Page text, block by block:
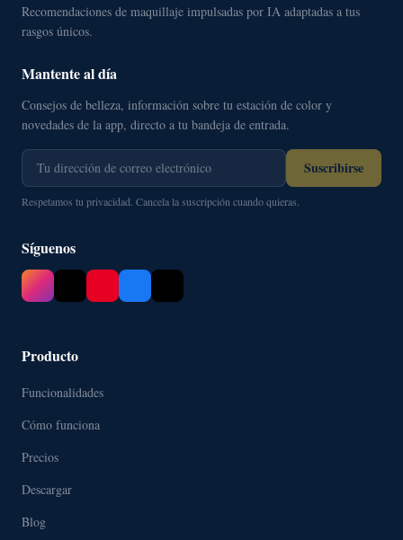
Recomendaciones de maquillaje impulsadas por IA adaptadas a tus
rasgos únicos.
Mantente al día
Consejos de belleza, información sobre tu estación de color y
novedades de la app, directo a tu bandeja de entrada.
Suscribirse
Respetamos tu privacidad. Cancela la suscripción cuando quieras.
Síguenos
Producto
Funcionalidades
Cómo funciona
Precios
Descargar
Blog